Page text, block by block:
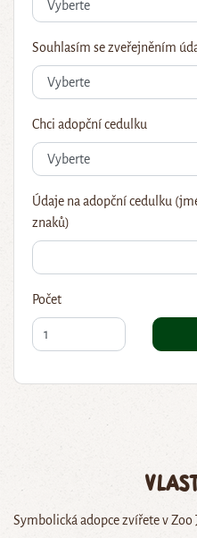
Souhlasím se zveřejněním
Chci adopční cedulku
Údaje na adopční cedulku
znaků)
Počet
Symbolická adopce zvířete v Zoo